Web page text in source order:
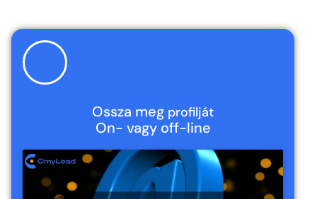
Ossza meg profilját
On- vagy off-line